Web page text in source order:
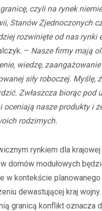
czyli na rynek
Stanów Zjednoczonych
rozwinięte od nas rynki
– Nasze firmy mają
wiedzę,
siły roboczej. Myślę,
Zwłaszcza biorąc pod
oceniają nasze produkty i
rodzimych.
rynkiem dla krajowej
domów modułowych
w kontekście
dewastującej kraj
granicą konflikt oznacza